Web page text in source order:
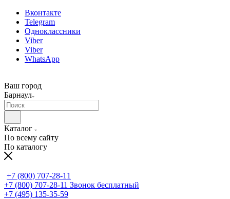
Вконтакте
Telegram
Одноклассники
Viber
Viber
WhatsApp
Ваш город
Барнаул
Каталог
По всему сайту
По каталогу
+7 (800) 707-28-11
+7 (800) 707-28-11 Звонок бесплатный
+7 (495) 135-35-59